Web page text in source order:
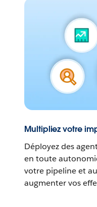
Multipliez votre
Déployez des
en toute
votre pipeline et
augmenter vos